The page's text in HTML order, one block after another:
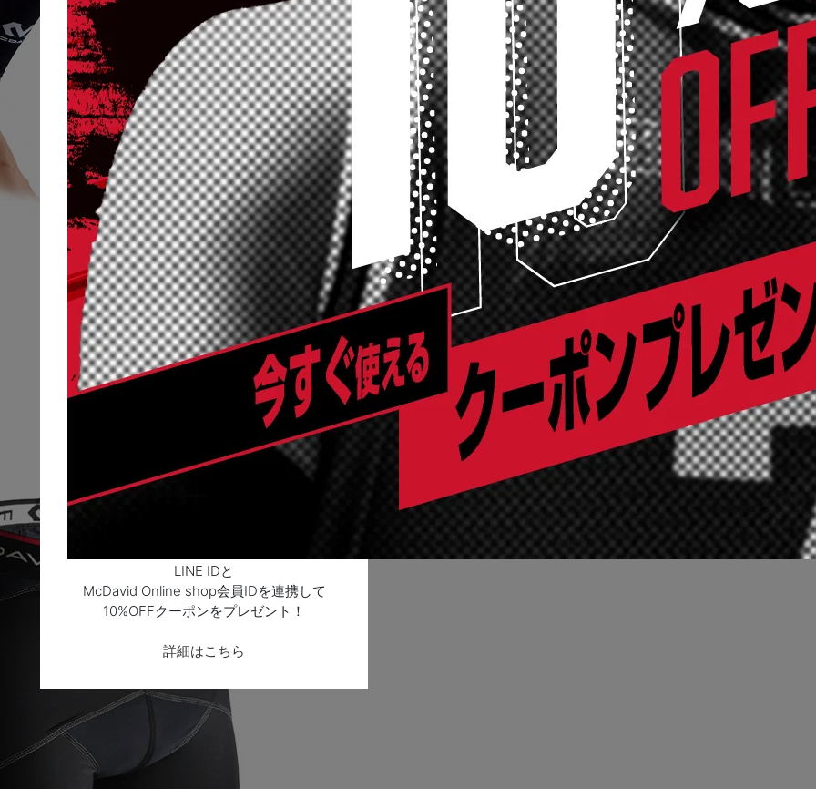
LINE IDと
McDavid Online shop会員IDを連携して
10%OFFクーポンをプレゼント！
詳細はこちら